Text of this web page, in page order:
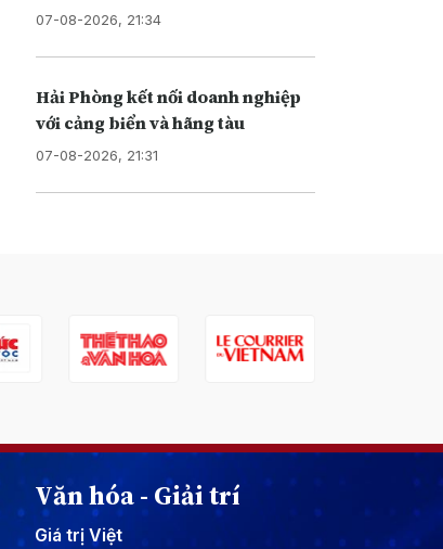
07-08-2026, 21:34
Hải Phòng kết nối doanh nghiệp
với cảng biển và hãng tàu
07-08-2026, 21:31
Văn hóa - Giải trí
Giá trị Việt